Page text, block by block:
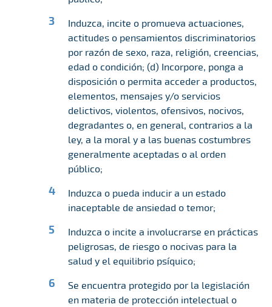
Induzca, incite o promueva actuaciones,
actitudes o pensamientos discriminatorios
por razón de sexo, raza, religión, creencias,
edad o condición; (d) Incorpore, ponga a
disposición o permita acceder a productos,
elementos, mensajes y/o servicios
delictivos, violentos, ofensivos, nocivos,
degradantes o, en general, contrarios a la
ley, a la moral y a las buenas costumbres
generalmente aceptadas o al orden
público;
Induzca o pueda inducir a un estado
inaceptable de ansiedad o temor;
Induzca o incite a involucrarse en prácticas
peligrosas, de riesgo o nocivas para la
salud y el equilibrio psíquico;
Se encuentra protegido por la legislación
en materia de protección intelectual o